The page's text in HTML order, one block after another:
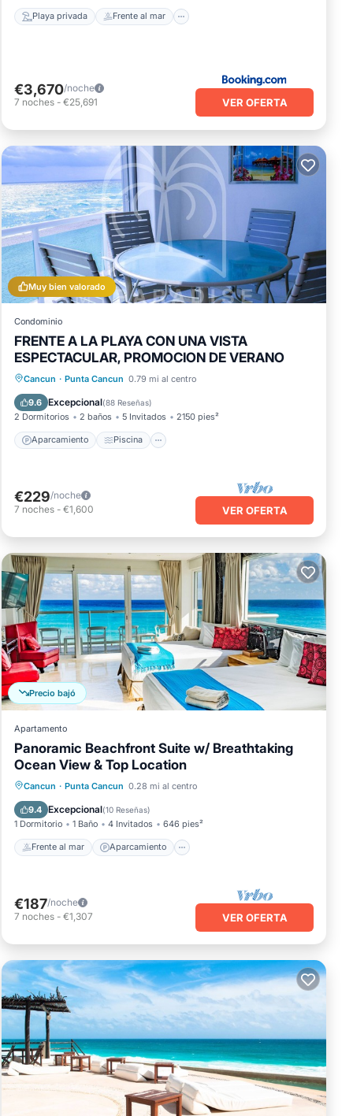
Playa privada Frente al mar
€3,670/noche
7 noches - €25,691 VER OFERTA
Muy bien valorado
Condominio
FRENTE A LA PLAYA CON UNA VISTA
ESPECTACULAR, PROMOCION DE VERANO
Cancun · Punta Cancun 0.79 mi al centro
9.6 Excepcional(88 Reseñas)
2 Dormitorios 2 baños 5 Invitados 2150 pies²
Aparcamiento Piscina
Aparcamiento Piscina
Balcón/Terraza
€229/noche
7 noches - €1,600 VER OFERTA
Precio bajó
Apartamento
Panoramic Beachfront Suite w/ Breathtaking
Ocean View & Top Location
Cancun · Punta Cancun 0.28 mi al centro
9.4 Excepcional(10 Reseñas)
1 Dormitorio 1 Baño 4 Invitados 646 pies²
Frente al mar Aparcamiento
Frente al mar Aparcamiento
Vista al mar
€187/noche
7 noches - €1,307 VER OFERTA